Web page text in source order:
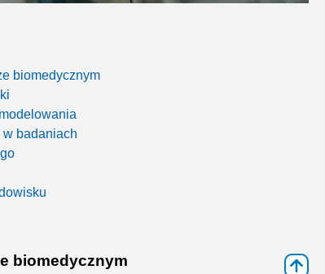
biomedycznym
badaniach
biomedycznym